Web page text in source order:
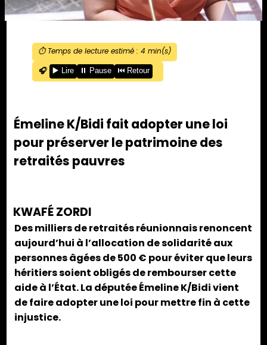
⏱️ Temps de lecture estimé : 4 min(s)
🎧
▶️ Lire ⏸️ Pause ⏮️ Retour
Émeline K/Bidi fait adopter une loi
pour préserver le patrimoine des
retraités pauvres
KWAFÉ ZORDI
Des milliers de retraités réunionnais renoncent
aujourd’hui à l’allocation de solidarité aux
personnes âgées de 500 € pour éviter que leurs
héritiers soient obligés de rembourser cette
aide à l’État. La députée Émeline K/Bidi vient
de faire adopter une loi pour mettre fin à cette
injustice.